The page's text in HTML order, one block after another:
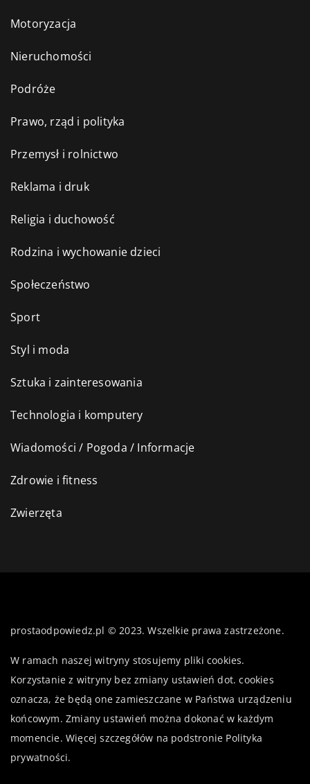
Motoryzacja
Nieruchomości
Podróże
Prawo, rząd i polityka
Przemysł i rolnictwo
Reklama i druk
Religia i duchowość
Rodzina i wychowanie dzieci
Społeczeństwo
Sport
Styl i moda
Sztuka i zainteresowania
Technologia i komputery
Wiadomości / Pogoda / Informacje
Zdrowie i fitness
Zwierzęta
prostaodpowiedz.pl © 2023. Wszelkie prawa zastrzeżone.
W ramach naszej witryny stosujemy pliki cookies.
Korzystanie z witryny bez zmiany ustawień dot. cookies
oznacza, że będą one zamieszczane w Państwa urządzeniu
końcowym. Zmiany ustawień można dokonać w każdym
momencie. Więcej szczegółów na podstronie Polityka
prywatności.